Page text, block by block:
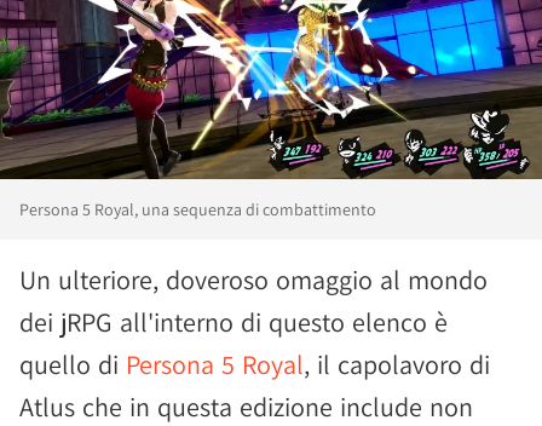
Persona 5 Royal, una sequenza di combattimento
Un ulteriore, doveroso omaggio al mondo
dei jRPG all'interno di questo elenco è
quello di Persona 5 Royal, il capolavoro di
Atlus che in questa edizione include non